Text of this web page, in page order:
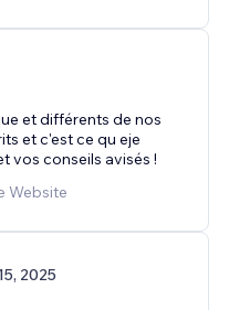
et différents de nos
et c'est ce qu eje
vos conseils avisés !
Website
2025